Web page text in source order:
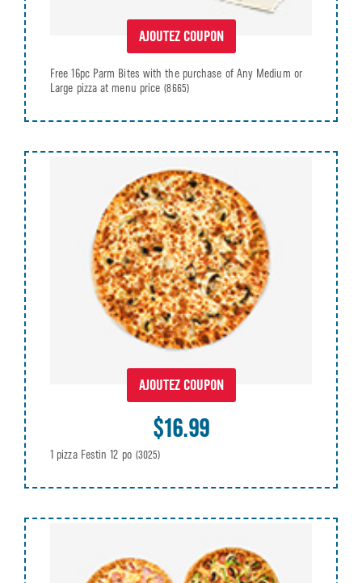
AJOUTEZ COUPON
Free 16pc Parm Bites with the purchase of Any Medium or
Large pizza at menu price (8665)
AJOUTEZ COUPON
$16.99
1 pizza Festin 12 po (3025)